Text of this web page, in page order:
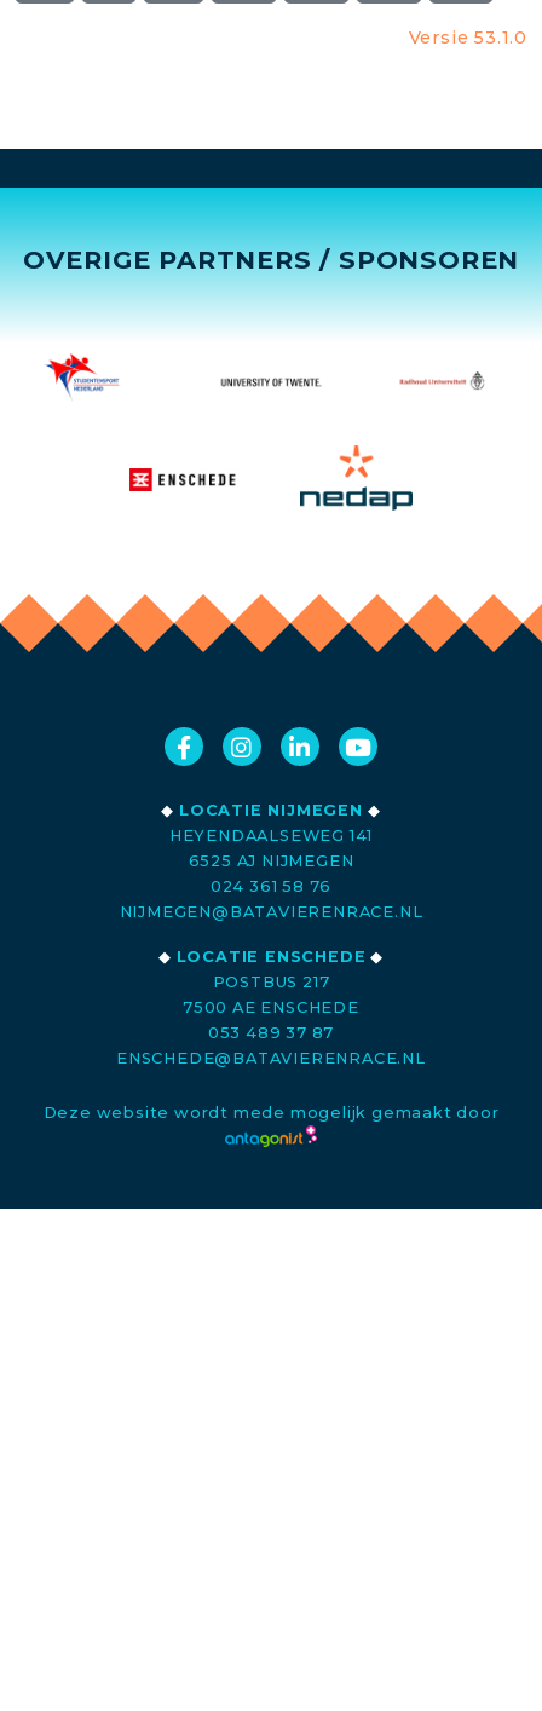
Versie 53.1.0
OVERIGE PARTNERS / SPONSOREN
◆ LOCATIE NIJMEGEN ◆
HEYENDAALSEWEG 141
6525 AJ NIJMEGEN
024 361 58 76
NIJMEGEN@BATAVIERENRACE.NL
◆ LOCATIE ENSCHEDE ◆
POSTBUS 217
7500 AE ENSCHEDE
053 489 37 87
ENSCHEDE@BATAVIERENRACE.NL
Deze website wordt mede mogelijk gemaakt door